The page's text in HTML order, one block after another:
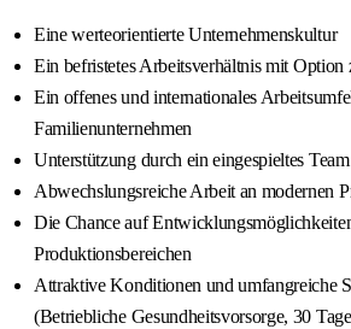
Eine werteorientierte Unternehmenskultur
Ein befristetes Arbeitsverhältnis mit Option
Ein offenes und internationales
Familienunternehmen
Unterstützung durch ein eingespieltes Team
Abwechslungsreiche Arbeit an modernen
Die Chance auf
Produktionsbereichen
Attraktive Konditionen und umfangreiche
(Betriebliche Gesundheitsvorsorge, 30